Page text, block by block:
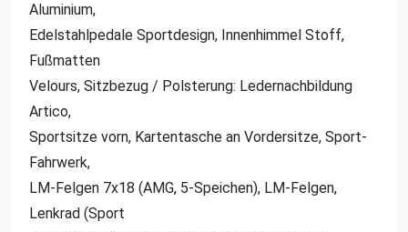
Aluminium,
Edelstahlpedale Sportdesign, Innenhimmel Stoff,
Fußmatten
Velours, Sitzbezug / Polsterung: Ledernachbildung
Artico,
Sportsitze vorn, Kartentasche an Vordersitze, Sport-
Fahrwerk,
LM-Felgen 7x18 (AMG, 5-Speichen), LM-Felgen,
Lenkrad (Sport